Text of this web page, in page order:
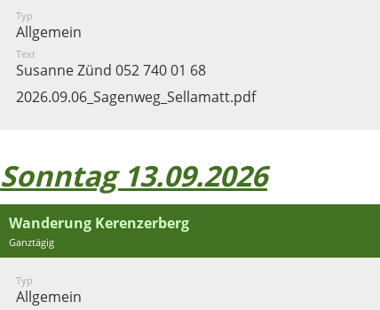
Typ
Allgemein
Text
Susanne Zünd 052 740 01 68
2026.09.06_Sagenweg_Sellamatt.pdf
Sonntag 13.09.2026
Wanderung Kerenzerberg
Ganztägig
Typ
Allgemein